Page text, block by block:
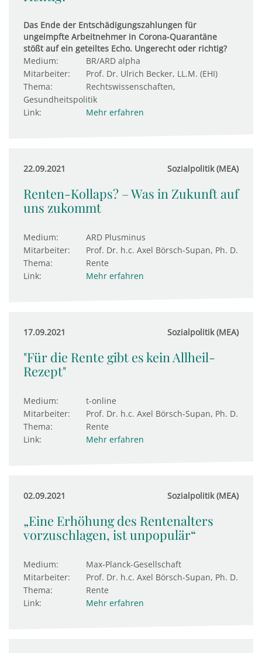
Das Ende der Entschädigungszahlungen für
ungeimpfte Arbeitnehmer in Corona-Quarantäne
stößt auf ein geteiltes Echo. Ungerecht oder richtig?
Medium:
BR/ARD alpha
Mitarbeiter:
Prof. Dr. Ulrich Becker, LL.M. (EHI)
Thema:
Rechtswissenschaften,
Gesundheitspolitik
Link:
Mehr erfahren
22.09.2021 Sozialpolitik (MEA)
Renten-Kollaps? – Was in Zukunft auf
uns zukommt
Medium:
ARD Plusminus
Mitarbeiter:
Prof. Dr. h.c. Axel Börsch-Supan, Ph. D.
Thema:
Rente
Link:
Mehr erfahren
17.09.2021 Sozialpolitik (MEA)
"Für die Rente gibt es kein Allheil-
Rezept"
Medium:
t-online
Mitarbeiter:
Prof. Dr. h.c. Axel Börsch-Supan, Ph. D.
Thema:
Rente
Link:
Mehr erfahren
02.09.2021 Sozialpolitik (MEA)
„Eine Erhöhung des Rentenalters
vorzuschlagen, ist unpopulär“
Medium:
Max-Planck-Gesellschaft
Mitarbeiter:
Prof. Dr. h.c. Axel Börsch-Supan, Ph. D.
Thema:
Rente
Link:
Mehr erfahren